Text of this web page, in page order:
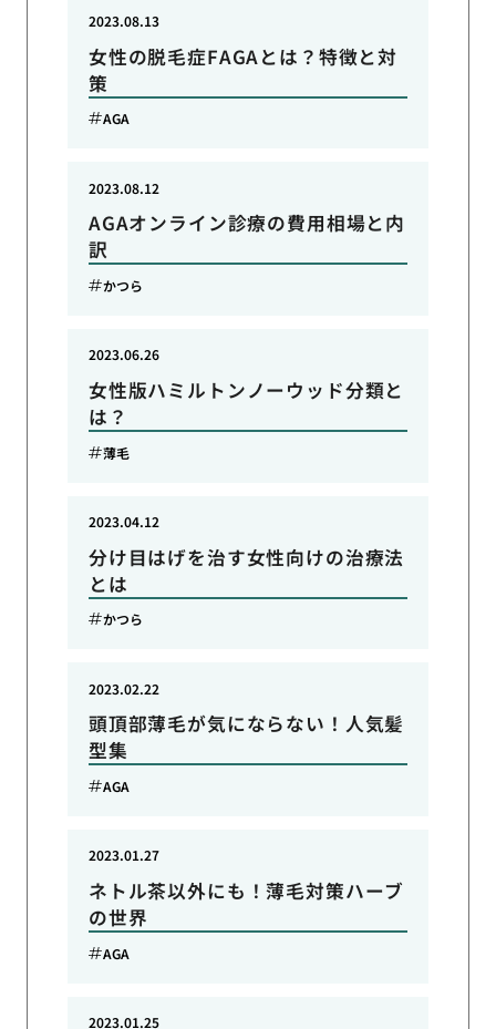
女性の脱毛症FAGAとは？特徴と対
策
2023.08.13
AGA
AGAオンライン診療の費用相場と内
訳
2023.08.12
かつら
女性版ハミルトンノーウッド分類と
は？
2023.06.26
薄毛
分け目はげを治す女性向けの治療法
とは
2023.04.12
かつら
頭頂部薄毛が気にならない！人気髪
型集
2023.02.22
AGA
ネトル茶以外にも！薄毛対策ハーブ
の世界
2023.01.27
AGA
2023.01.25